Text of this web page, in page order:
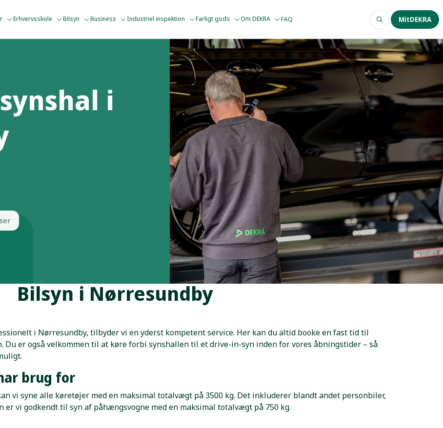
Erhvervsskole Bilsyn Business Industriel inspektion Farligt gods Om DEKRA FAQ MitDEKRA
i
Bilsyn i Nørresundby
i Nørresundby, tilbyder vi en yderst kompetent service. Her kan du altid booke en fast tid til
Du er også velkommen til at køre forbi synshallen til et drive-in-syn inden for vores åbningstider – så
brug for
vi syne alle køretøjer med en maksimal totalvægt på 3500 kg. Det inkluderer blandt andet personbiler,
er vi godkendt til syn af påhængsvogne med en maksimal totalvægt på 750 kg.